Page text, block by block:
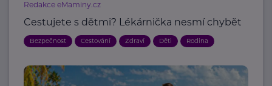
Redakce eMaminy.cz
Cestujete s dětmi? Lékárnička nesmí chybět
Bezpečnost Cestování Zdraví Děti Rodina